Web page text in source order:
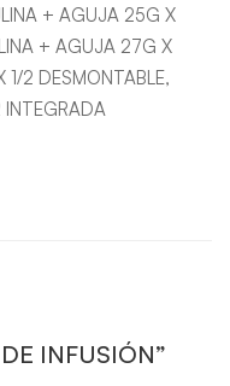
+ AGUJA 25G X
+ AGUJA 27G X
1/2 DESMONTABLE,
INFUSIÓN”